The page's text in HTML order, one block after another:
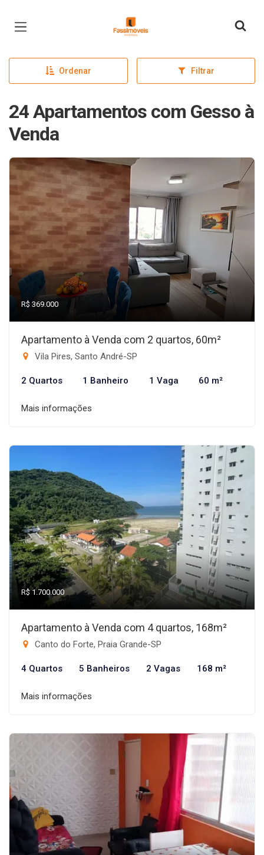
Página inicial
Ordenar Filtrar
24 Apartamentos com Gesso à
Venda
R$ 369.000
Apartamento à Venda com 2 quartos, 60m²
Vila Pires, Santo André-SP
2 Quartos 1 Banheiro 1 Vaga 60 m²
Mais informações
R$ 1.700.000
Apartamento à Venda com 4 quartos, 168m²
Canto do Forte, Praia Grande-SP
4 Quartos 5 Banheiros 2 Vagas 168 m²
Mais informações